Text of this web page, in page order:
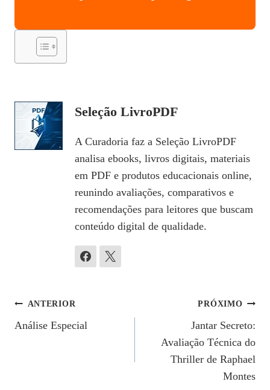
Seleção LivroPDF
A Curadoria faz a Seleção LivroPDF
analisa ebooks, livros digitais, materiais
em PDF e produtos educacionais online,
reunindo avaliações, comparativos e
recomendações para leitores que buscam
conteúdo digital de qualidade.
Navegação
De
ANTERIOR
Análise Especial
PRÓXIMO
Jantar Secreto:
Avaliação Técnica do
Thriller de Raphael
Montes